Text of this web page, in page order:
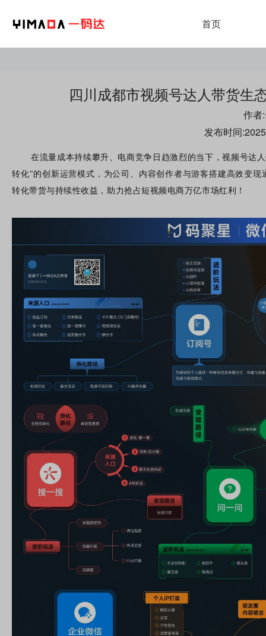
首页
四川成都市视频号达人带货生
作者
发布时间
在流量成本持续攀升、电商竞争日趋激烈的当下，视频号达
转化"的创新运营模式，为公司 、内容创作者与游客搭建高效变现
转化带货与持续性收益，助力抢占短视频电商万亿市场红利！